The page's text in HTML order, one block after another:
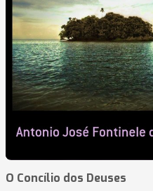
O Concílio dos Deuses